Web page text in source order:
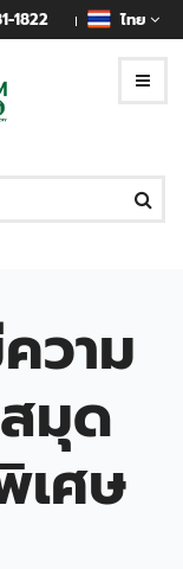
1822 ไทย
วาม
มุด
เศษ